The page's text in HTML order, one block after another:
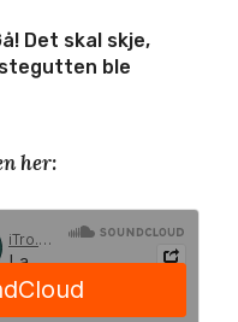
Det skal skje,
ble
her: